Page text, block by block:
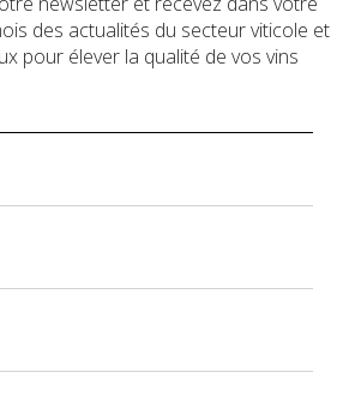
des actualités du secteur viticole et
pour élever la qualité de vos vins